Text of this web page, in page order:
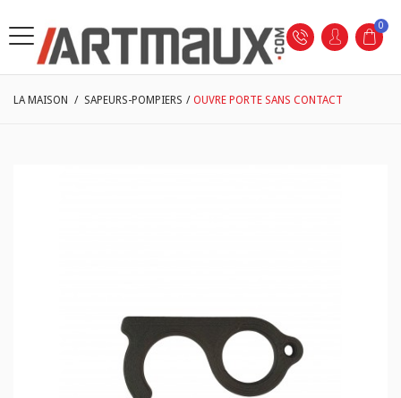
0
LA MAISON / SAPEURS-POMPIERS / OUVRE PORTE SANS CONTACT